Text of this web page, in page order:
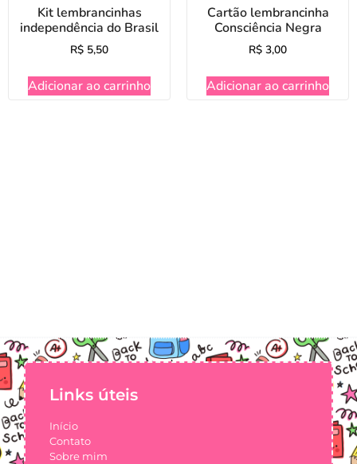
Kit lembrancinhas
independência do Brasil
R$ 5,50
Adicionar ao carrinho
Cartão lembrancinha
Consciência Negra
R$ 3,00
Adicionar ao carrinho
Links úteis
Início
Contato
Sobre mim